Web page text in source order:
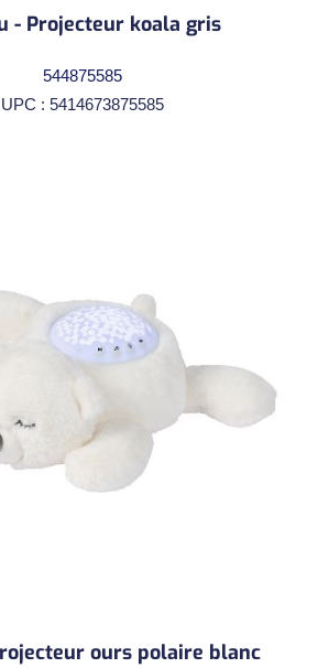
- Projecteur koala gris
544875585
UPC : 5414673875585
ours polaire blanc